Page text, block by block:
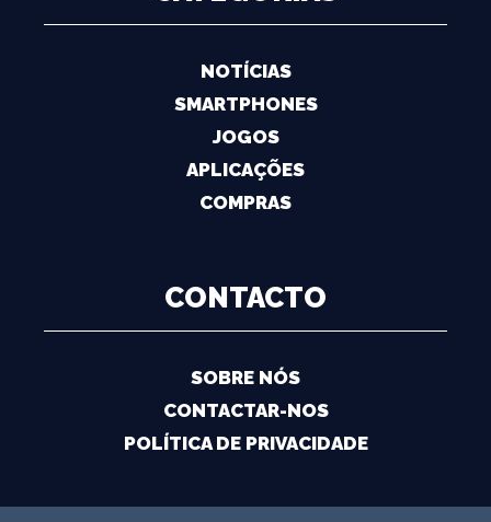
NOTÍCIAS
SMARTPHONES
JOGOS
APLICAÇÕES
COMPRAS
CONTACTO
SOBRE NÓS
CONTACTAR-NOS
POLÍTICA DE PRIVACIDADE